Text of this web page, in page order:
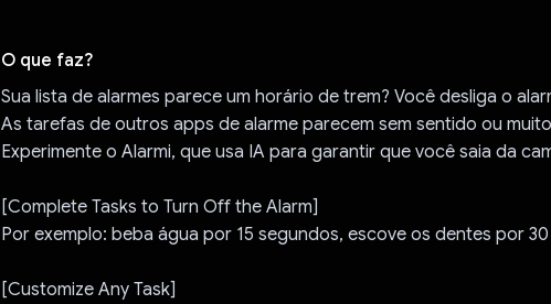
O que faz?
Sua lista de alarmes parece um horário de trem? Você desliga o
As tarefas de outros apps de alarme parecem sem sentido ou
Experimente o Alarmi, que usa IA para garantir que você saia da
[Complete Tasks to Turn Off the Alarm]
Por exemplo: beba água por 15 segundos, escove os dentes por
[Customize Any Task]